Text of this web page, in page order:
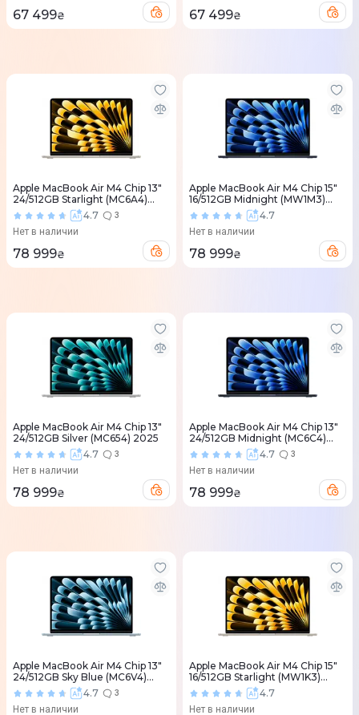
67 499₴ 67 499₴
Apple MacBook Air M4 Chip 13"
24/512GB Starlight (MC6A4)
2025
4.7 3
Нет в наличии
78 999₴
Apple MacBook Air M4 Chip 15"
16/512GB Midnight (MW1M3)
2025
4.7
Нет в наличии
78 999₴
Apple MacBook Air M4 Chip 13"
24/512GB Silver (MC654) 2025
4.7
3
Нет в наличии
78 999₴
Apple MacBook Air M4 Chip 13"
24/512GB Midnight (MC6C4)
2025
4.7 3
Нет в наличии
78 999₴
Apple MacBook Air M4 Chip 13"
24/512GB Sky Blue (MC6V4)
2025
4.7 3
Нет в наличии
Apple MacBook Air M4 Chip 15"
16/512GB Starlight (MW1K3)
2025
4.7
Нет в наличии